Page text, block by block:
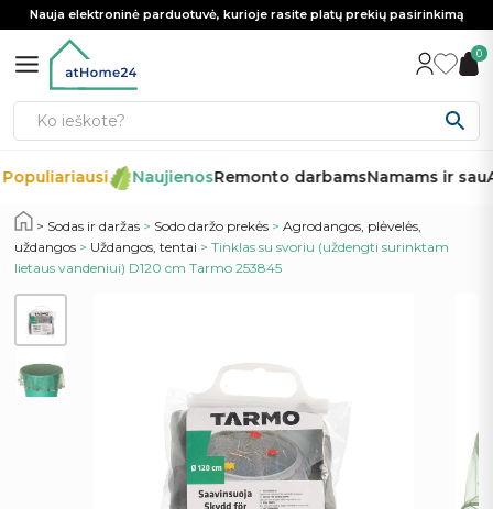
Nauja elektroninė parduotuvė, kurioje rasite platų prekių pasirinkimą
0
NaujienosRemonto darbamsNamams ir sau
Sodas ir daržas > Sodo daržo prekės >Agrodangos, plėvelės,
uždangos > Uždangos, tentai > Tinklas su svoriu (uždengti surinktam
lietaus vandeniui) D120 cm Tarmo 253845